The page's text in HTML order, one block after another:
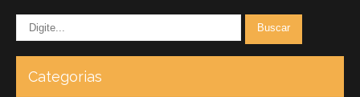
Categorias